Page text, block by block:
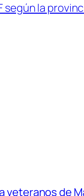
según la
veteranos de